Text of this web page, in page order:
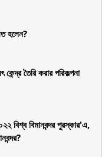
হলেন?
তৈরি করার পরিকল্পনা
বিশ্ব বিমানবন্দর পুরস্কার'এ,